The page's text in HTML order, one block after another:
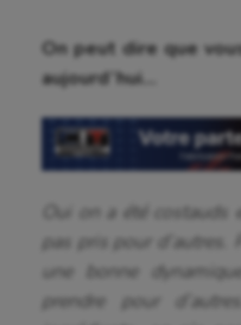
On peut dire que
aujourd’hui…
Oui on a été costauds
pas pris pour d’autres.
une bonne
prendre pour